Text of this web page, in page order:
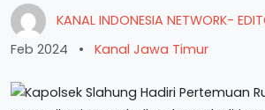
KANAL INDONESIA NETWORK-
Feb 2024
• Kanal Jawa Timur